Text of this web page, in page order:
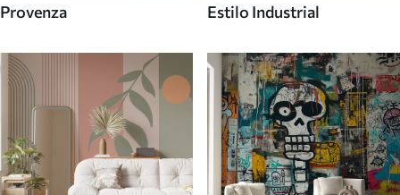
Provenza Estilo Industrial